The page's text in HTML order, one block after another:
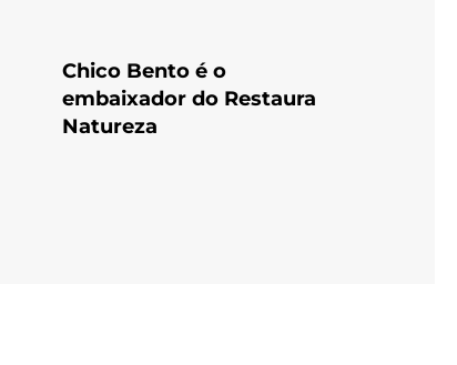
Chico Bento é o
embaixador do Restaura
Natureza